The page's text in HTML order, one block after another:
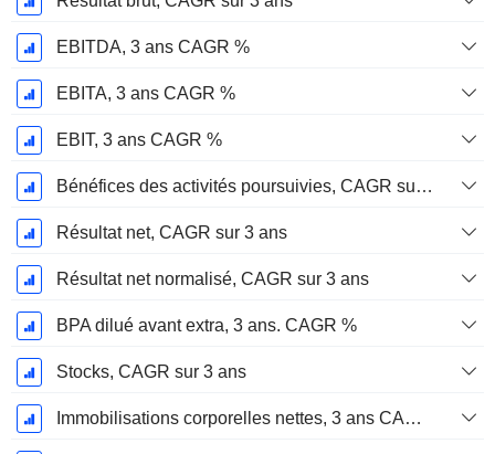
EBITDA, 3 ans CAGR %
EBITA, 3 ans CAGR %
EBIT, 3 ans CAGR %
Bénéfices des activités poursuivies, CAGR sur 3 ans
Résultat net, CAGR sur 3 ans
Résultat net normalisé, CAGR sur 3 ans
BPA dilué avant extra, 3 ans. CAGR %
Stocks, CAGR sur 3 ans
Immobilisations corporelles nettes, 3 ans CAGR %